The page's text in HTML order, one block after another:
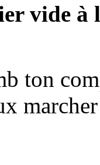
vide à
ton